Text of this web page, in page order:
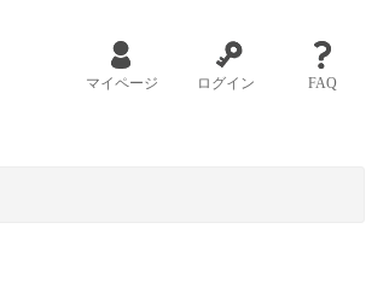
マイページ ログイン FAQ